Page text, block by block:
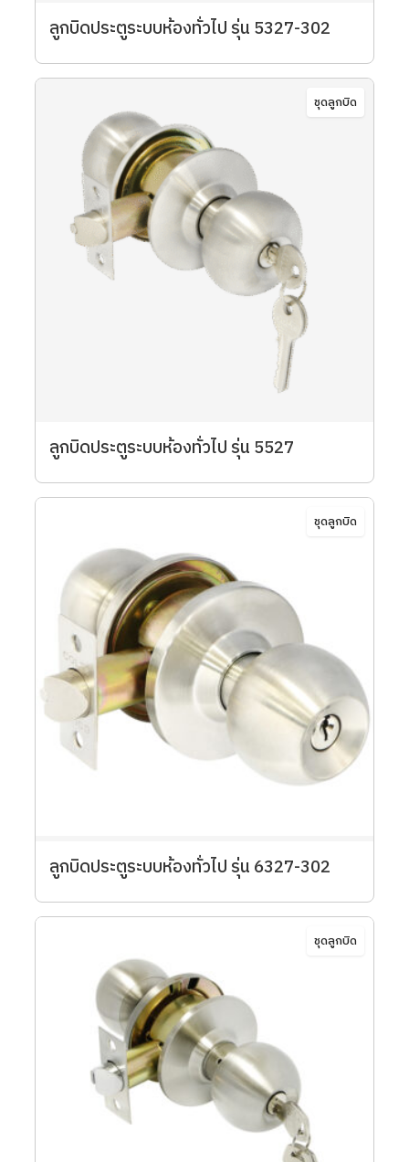
ลูกบิดประตูระบบห้องทั่วไป รุ่น 5327-302
ชุดลูกบิด
ลูกบิดประตูระบบห้องทั่วไป รุ่น 5527
ชุดลูกบิด
ลูกบิดประตูระบบห้องทั่วไป รุ่น 6327-302
ชุดลูกบิด